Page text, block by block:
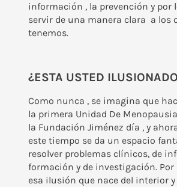
información , la prevención y por
servir de una manera clara a los
tenemos.
¿ESTA USTED
Como nunca , se imagina que
la primera Unidad De
la Fundación Jiménez día , y
este tiempo se da un espacio
resolver problemas clínicos, de
formación y de investigación.
esa ilusión que nace del interior y